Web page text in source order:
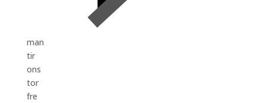
man
tir
ons
tor
fre